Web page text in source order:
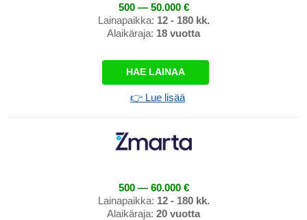
500 — 50.000 €
Lainapaikka: 12 - 180 kk.
Alaikäraja: 18 vuotta
HAE LAINAA
👉 Lue lisää
500 — 60.000 €
Lainapaikka: 12 - 180 kk.
Alaikäraja: 20 vuotta